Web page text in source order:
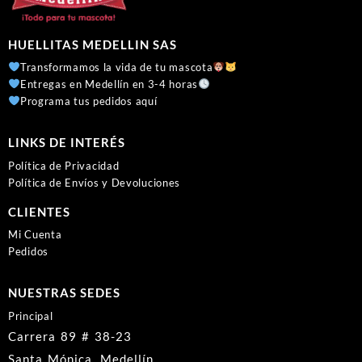
HUELLITAS MEDELLIN SAS
Transformamos la vida de tu mascota
Entregas en Medellín en 3-4 horas
Programa tus pedidos aquí
LINKS DE INTERÉS
Política de Privacidad
Política de Envíos y Devoluciones
CLIENTES
Mi Cuenta
Pedidos
NUESTRAS SEDES
Principal
Carrera 89 # 38-23
Santa Mónica, Medellín